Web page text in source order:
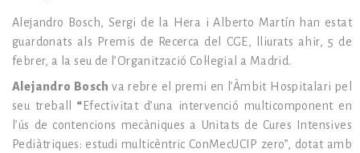
Alejandro Bosch, Sergi de la Hera i Alberto Martín han estat
guardonats als Premis de Recerca del CGE, lliurats ahir, 5 de
febrer, a la seu de l’Organització Col·legial a Madrid.
Alejandro Boschva rebre el premi en l’Àmbit Hospitalari pel
seu treball
“ Efectivitat d’una intervenció multicomponent en
l’ús de contencions mecàniques a Unitats de Cures Intensives
Pediàtriques: estudi multicèntric ConMecUCIP zero”, dotat amb